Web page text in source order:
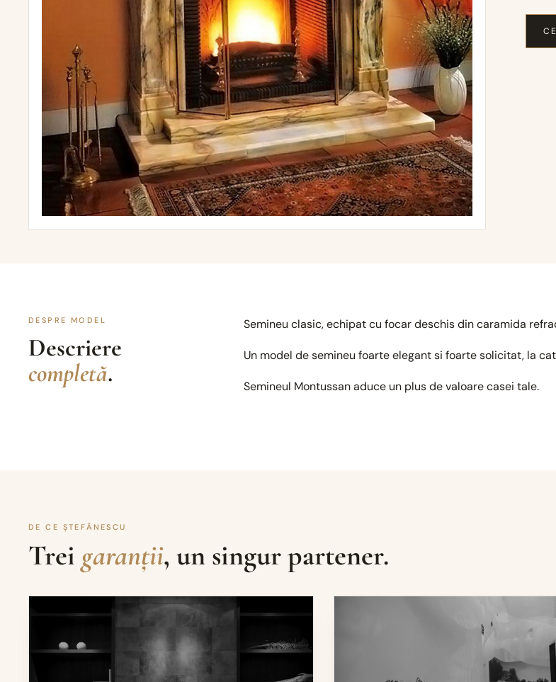
DESPRE MODEL
Descriere
completă.
Semineu clasic, echipat cu focar deschis din caramida
Un model de semineu foarte elegant si foarte solicitat, la
Semineul Montussan aduce un plus de valoare casei tale.
DE CE ȘTEFĂNESCU
Trei garanții, un singur partener.